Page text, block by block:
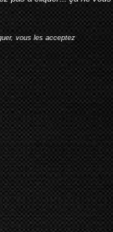
vous les acceptez